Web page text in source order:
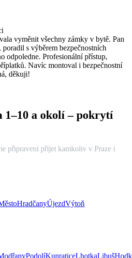
vyměnit všechny zámky v bytě. Pan
s výběrem bezpečnostních
odpoledne. Profesionální přístup,
Navíc montoval i bezpečnostní
děkuji!
1–10 a okolí – pokrytí
připraveni přijet kamkoliv v Praze i
HradčanyÚjezdVýtoň
PodolíKunraticeLhotkaLibuš